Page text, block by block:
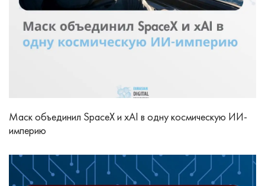
Маск объединил SpaceX и xAI в одну космическую ИИ-
империю